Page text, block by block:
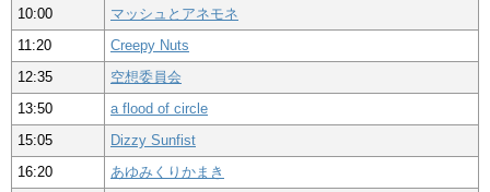
10:00
マッシュとアネモネ
11:20
Creepy Nuts
12:35
空想委員会
13:50
a flood of circle
15:05
Dizzy Sunfist
16:20
あゆみくりかまき